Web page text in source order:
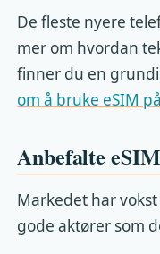
De fleste nyere
mer om hvordan
finner du en
om å bruke eSIM
Anbefalte
Markedet har
gode aktører som